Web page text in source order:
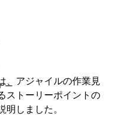
ー
、アジャイルの作業見
ストーリーポイントの
明しました。